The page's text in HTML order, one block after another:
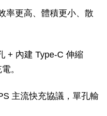
率更高、體積更小、散
+ 內建 Type-C 伸縮
。
主流快充協議，單孔輸